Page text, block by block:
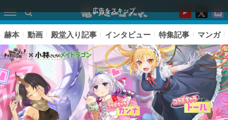
広告をスキップ
赫本 動画 殿堂入り記事 インタビュー 特集記事 マンガ